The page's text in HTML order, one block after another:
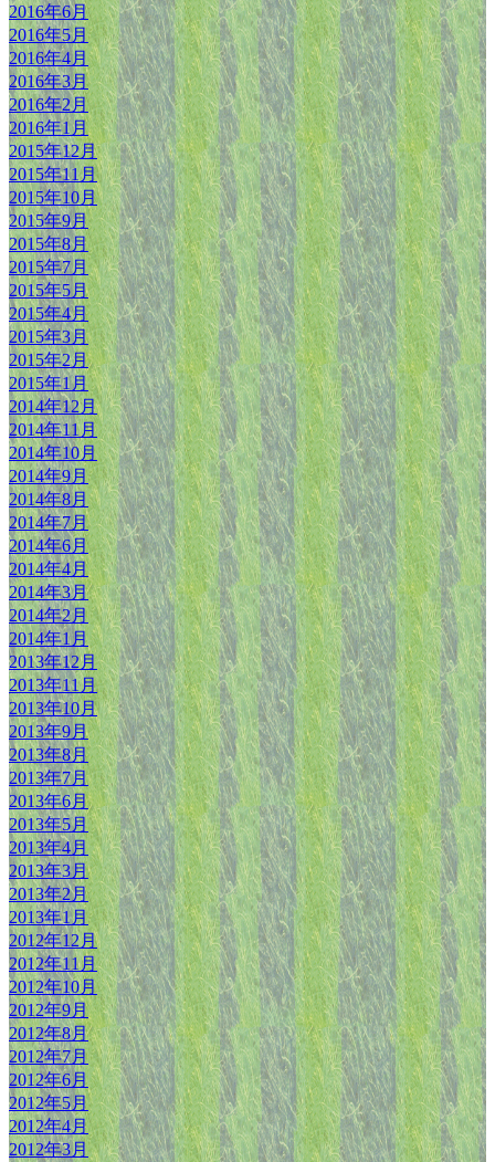
2016年6月
2016年5月
2016年4月
2016年3月
2016年2月
2016年1月
2015年12月
2015年11月
2015年10月
2015年9月
2015年8月
2015年7月
2015年5月
2015年4月
2015年3月
2015年2月
2015年1月
2014年12月
2014年11月
2014年10月
2014年9月
2014年8月
2014年7月
2014年6月
2014年4月
2014年3月
2014年2月
2014年1月
2013年12月
2013年11月
2013年10月
2013年9月
2013年8月
2013年7月
2013年6月
2013年5月
2013年4月
2013年3月
2013年2月
2013年1月
2012年12月
2012年11月
2012年10月
2012年9月
2012年8月
2012年7月
2012年6月
2012年5月
2012年4月
2012年3月